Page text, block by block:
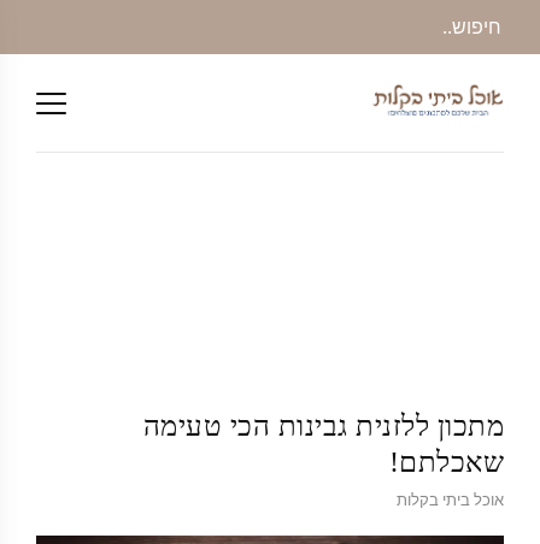
מתכון ללזנית גבינות הכי טעימה
שאכלתם!
אוכל ביתי בקלות